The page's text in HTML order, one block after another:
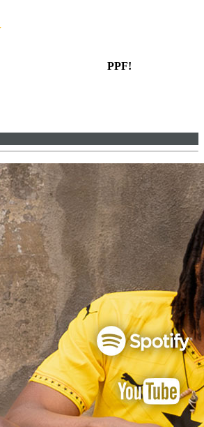
PPF!